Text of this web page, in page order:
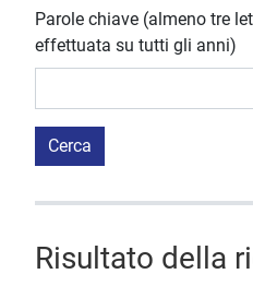
Parole chiave (almeno tre
effettuata su tutti gli anni)
Cerca
Risultato della